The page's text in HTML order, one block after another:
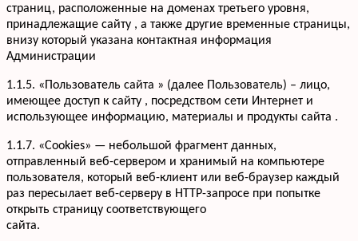
страниц, расположенные на доменах третьего уровня,
принадлежащие сайту , а также другие временные страницы,
внизу который указана контактная информация
Администрации
1.1.5. «Пользователь сайта » (далее Пользователь) – лицо,
имеющее доступ к сайту , посредством сети Интернет и
использующее информацию, материалы и продукты сайта .
1.1.7. «Cookies» — небольшой фрагмент данных,
отправленный веб-сервером и хранимый на компьютере
пользователя, который веб-клиент или веб-браузер каждый
раз пересылает веб-серверу в HTTP-запросе при попытке
открыть страницу соответствующего
сайта.